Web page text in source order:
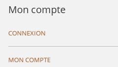
Mon compte
CONNEXION
MON COMPTE